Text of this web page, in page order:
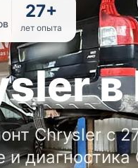
27+
лет опыта
в
Chrysler с
диагностика